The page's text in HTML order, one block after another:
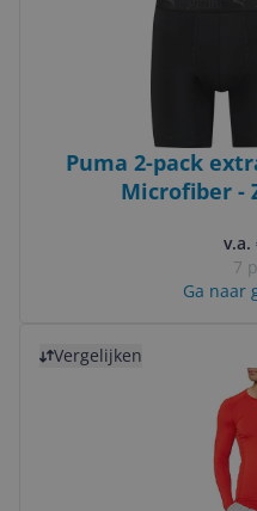
Puma 2-pack
Microfiber -
v.a.
7
Ga naar
Vergelijken